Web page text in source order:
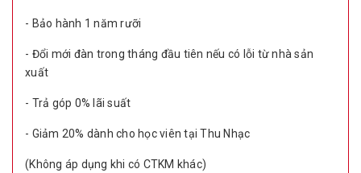
- Bảo hành 1 năm rưỡi
- Đổi mới đàn trong tháng đầu tiên nếu có lỗi từ nhà sản
xuất
- Trả góp 0% lãi suất
- Giảm 20% dành cho học viên tại Thu Nhạc
(Không áp dụng khi có CTKM khác)